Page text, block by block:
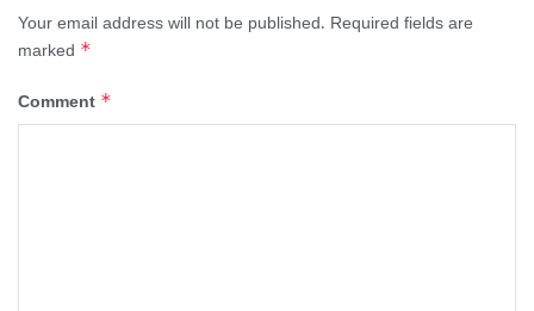
Your email address will not be published. Required fields are
marked *
Comment *